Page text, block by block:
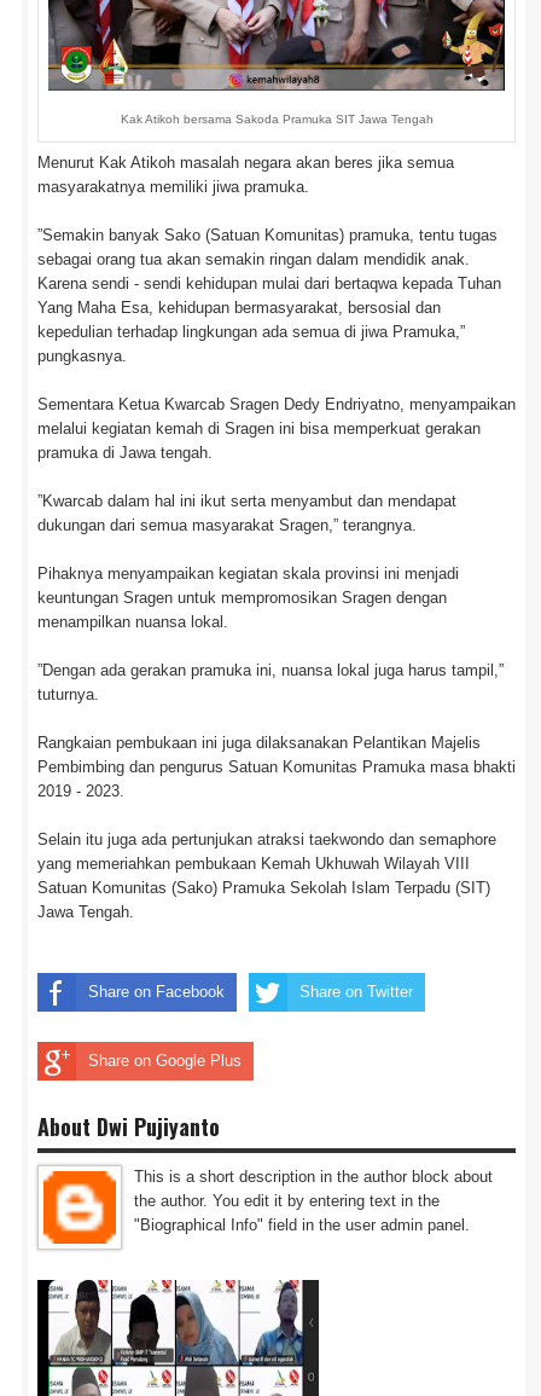
Kak Atikoh bersama Sakoda Pramuka SIT Jawa Tengah
Menurut Kak Atikoh masalah negara akan beres jika semua
masyarakatnya memiliki jiwa pramuka.
”Semakin banyak Sako (Satuan Komunitas) pramuka, tentu tugas
sebagai orang tua akan semakin ringan dalam mendidik anak.
Karena sendi - sendi kehidupan mulai dari bertaqwa kepada Tuhan
Yang Maha Esa, kehidupan bermasyarakat, bersosial dan
kepedulian terhadap lingkungan ada semua di jiwa Pramuka,”
pungkasnya.
Sementara Ketua Kwarcab Sragen Dedy Endriyatno, menyampaikan
melalui kegiatan kemah di Sragen ini bisa memperkuat gerakan
pramuka di Jawa tengah.
”Kwarcab dalam hal ini ikut serta menyambut dan mendapat
dukungan dari semua masyarakat Sragen,” terangnya.
Pihaknya menyampaikan kegiatan skala provinsi ini menjadi
keuntungan Sragen untuk mempromosikan Sragen dengan
menampilkan nuansa lokal.
”Dengan ada gerakan pramuka ini, nuansa lokal juga harus tampil,”
tuturnya.
Rangkaian pembukaan ini juga dilaksanakan Pelantikan Majelis
Pembimbing dan pengurus Satuan Komunitas Pramuka masa bhakti
2019 - 2023.
Selain itu juga ada pertunjukan atraksi taekwondo dan semaphore
yang memeriahkan pembukaan Kemah Ukhuwah Wilayah VIII
Satuan Komunitas (Sako) Pramuka Sekolah Islam Terpadu (SIT)
Jawa Tengah.
Share on Facebook Share on Twitter
Share on Google Plus
About Dwi Pujiyanto
This is a short description in the author block about
the author. You edit it by entering text in the
"Biographical Info" field in the user admin panel.